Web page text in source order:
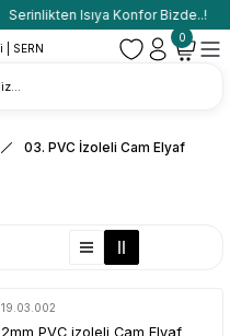
Serinlikten Isıya Konfor Bizde..!
0
03. PVC İzoleli Cam Elyaf
19.03.002
2mm PVC izoleli Cam Elyaf